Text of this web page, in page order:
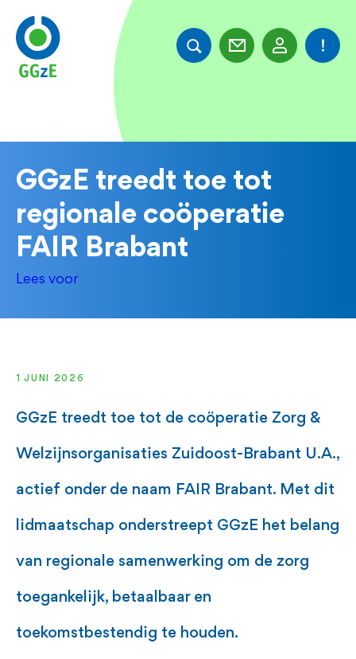
Overslaan
naar
Lees voor
GGzE treedt toe tot
regionale coöperatie
FAIR Brabant
1 JUNI 2026
GGzE treedt toe tot de coöperatie Zorg &
Welzijnsorganisaties Zuidoost-Brabant U.A.,
actief onder de naam FAIR Brabant. Met dit
lidmaatschap onderstreept GGzE het belang
van regionale samenwerking om de zorg
toegankelijk, betaalbaar en
toekomstbestendig te houden.